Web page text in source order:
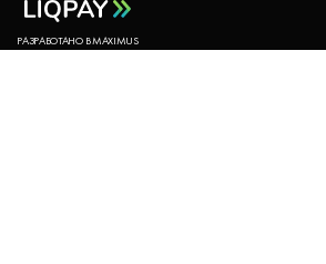
РАЗРАБОТАНО В MAXIMUS